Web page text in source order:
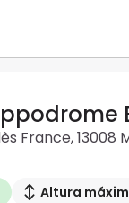
France, 13008
Altura